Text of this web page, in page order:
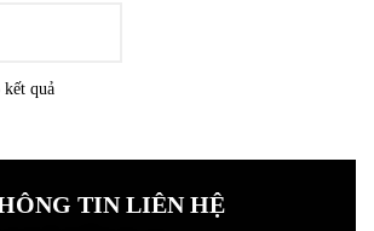
quả
TIN LIÊN HỆ